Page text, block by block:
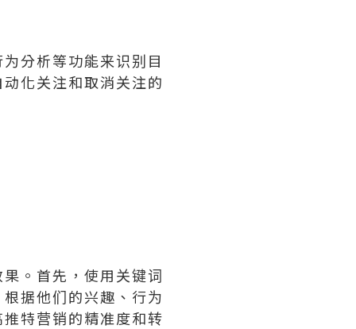
分析等功能来识别目
化关注和取消关注的
。首先，使用关键词
据他们的兴趣、行为
特营销的精准度和转